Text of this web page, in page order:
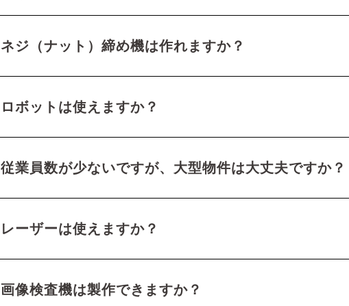
ネジ（ナット）締め機は作れますか？
ロボットは使えますか？
従業員数が少ないですが、大型物件は大丈夫ですか？
レーザーは使えますか？
画像検査機は製作できますか？